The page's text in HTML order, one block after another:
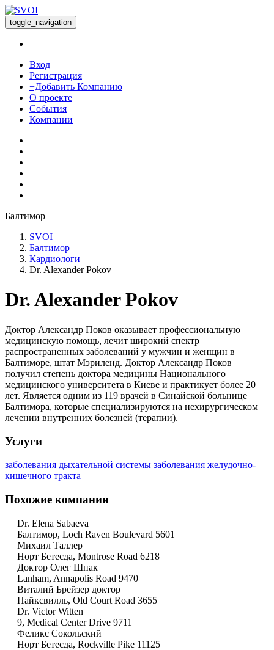
toggle_navigation
Вход
Регистрация
+Добавить Компанию
О проекте
События
Компании
Балтимор
SVOI
Балтимор
Кардиологи
Dr. Alexander Pokov
Dr. Alexander Pokov
Доктор Александр Поков оказывает профессиональную
медицинскую помощь, лечит широкий спектр
распространенных заболеваний у мужчин и женщин в
Балтиморе, штат Мэриленд. Доктор Александр Поков
получил степень доктора медицины Национального
медицинского университета в Киеве и практикует более 20
лет. Является одним из 119 врачей в Синайской больнице
Балтимора, которые специализируются на нехирургическом
лечении внутренних болезней (терапии).
Услуги
заболевания дыхательной системы заболевания желудочно-
кишечного тракта
Похожие компании
Dr. Elena Sabaeva
Балтимор, Loch Raven Boulevard 5601
Михаил Таллер
Норт Бетесда, Montrose Road 6218
Доктор Олег Шпак
Lanham, Annapolis Road 9470
Виталий Брейзер доктор
Пайксвилль, Old Court Road 3655
Dr. Victor Witten
9, Medical Center Drive 9711
Феликс Сокольский
Норт Бетесда, Rockville Pike 11125